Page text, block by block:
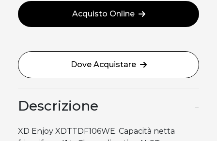
Acquisto Online
Dove Acquistare
Descrizione −
XD Enjoy XDTTDF106WE. Capacità netta